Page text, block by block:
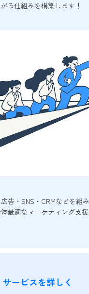
る仕組みを構築します！
告・SNS・CRMなどを組み
最適なマーケティング支援
サービスを詳しく